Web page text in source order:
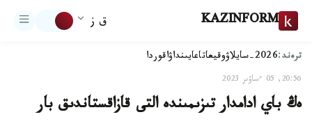
KAZINFORM ق ز
ترەند:2026-سايلاۋ وقيعاتاعايىنداۋاقوردا
20:56, 05 ءساۋىر 2023
ەڭ باي ادامدار تىزىمىندە التى قازاقستاندىق بار